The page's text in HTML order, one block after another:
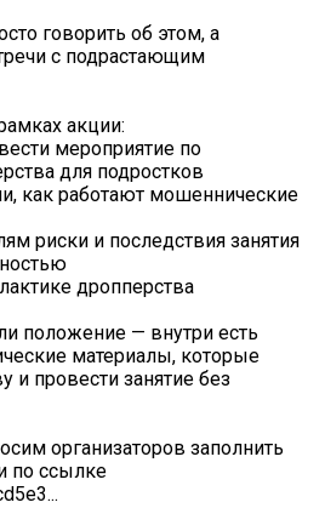
говорить об этом, а
с подрастающим
акции:
мероприятие по
для подростков
как работают мошеннические
риски и последствия занятия
дропперства
положение — внутри есть
материалы, которые
и провести занятие без
организаторов заполнить
по ссылке